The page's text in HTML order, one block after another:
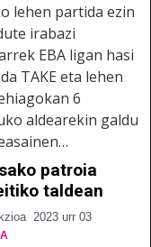
lehen partida ezin
irabazi
EBA ligan hasi
TAKE eta lehen
6
aldearekin galdu
patroia
taldean
2023 urr 03